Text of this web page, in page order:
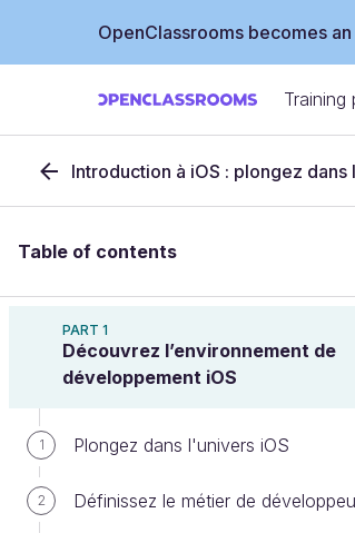
OpenClassrooms becomes
Training
Introduction à iOS : plongez
Table of contents
PART 1
Découvrez l’environnement de
développement iOS
1 Plongez dans l'univers iOS
2 Définissez le métier de